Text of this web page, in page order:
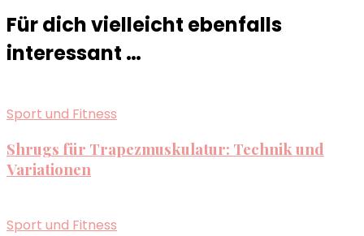
Für dich vielleicht ebenfalls
interessant …
Sport und Fitness
Shrugs für Trapezmuskulatur: Technik und
Variationen
Sport und Fitness